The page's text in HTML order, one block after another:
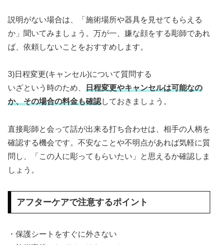
説明がない場合は、「施術場所や器具を見せてもらえる
か」聞いてみましょう。万が一、嫌な顔をする彫師であれ
ば、依頼しないことをおすすめします。
3)日程変更(キャンセル)について質問する
いざという時のため、 日程変更やキャンセルは可能なの
か、その場合の料金も確認しておきましょう。
直接彫師と会って話が出来る打ち合わせは、相手の人柄を
確認する機会です。不安なことや不明点があれば気軽に質
問し、「この人に彫ってもらいたい」と思えるか確認しま
しょう。
アフターケアで注意するポイント
・保護シートをすぐに外さない